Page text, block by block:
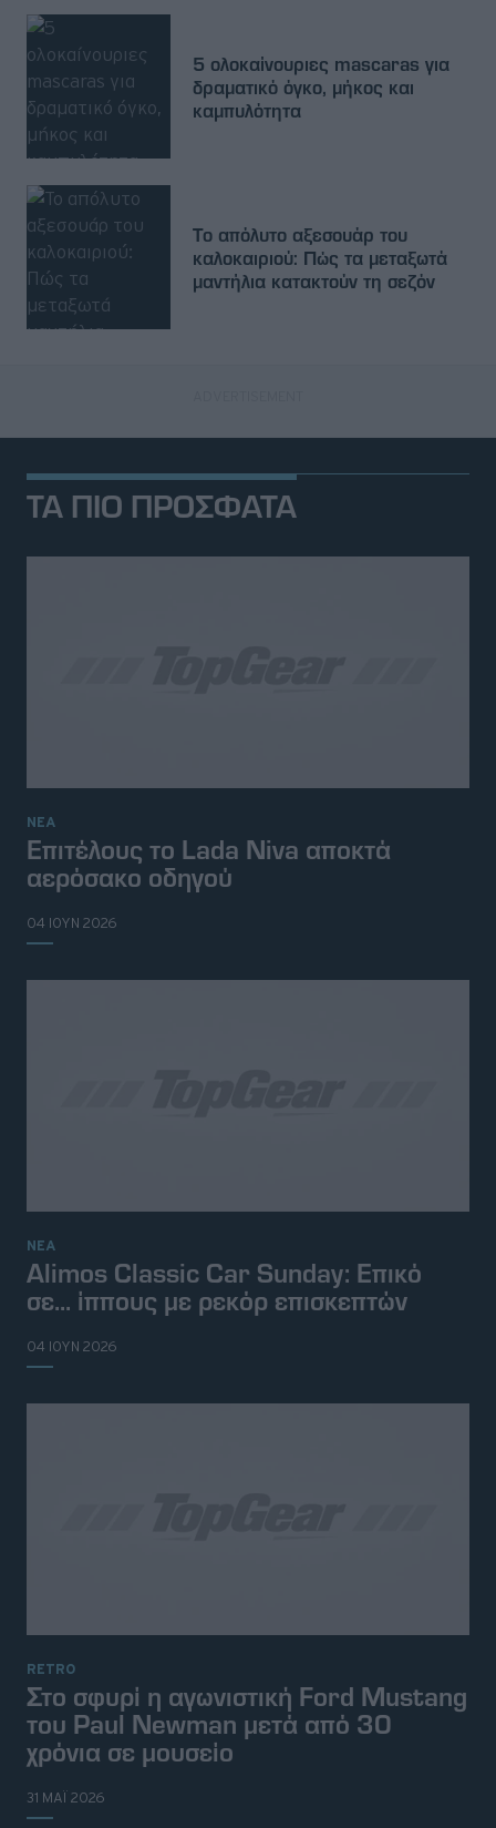
5 ολοκαίνουριες mascaras για
δραματικό όγκο, μήκος και
καμπυλότητα
Το απόλυτο αξεσουάρ του
καλοκαιριού: Πώς τα μεταξωτά
μαντήλια κατακτούν τη σεζόν
ΤΑ ΠΙΟ ΠΡΟΣΦΑΤΑ
ΝΕΑ
Επιτέλους το Lada Niva αποκτά
αερόσακο οδηγού
04 ΙΟΥΝ 2026
ΝΕΑ
Alimos Classic Car Sunday: Επικό
σε... ίππους με ρεκόρ επισκεπτών
04 ΙΟΥΝ 2026
RETRO
Στο σφυρί η αγωνιστική Ford Mustang
του Paul Newman μετά από 30
χρόνια σε μουσείο
31 ΜΑΪ 2026